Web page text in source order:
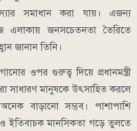
সমাধান করা যায়। এজন্য
জনসচেতনতা তৈরিতে
জানান তিনি।
ওপর গুরুত্ব দিয়ে প্রধানমন্ত্রী
সাধারণ মানুষকে উৎসাহিত করলে
বাড়ানো সম্ভব। পাশাপাশি
ইতিবাচক মানসিকতা গড়ে তুলতে